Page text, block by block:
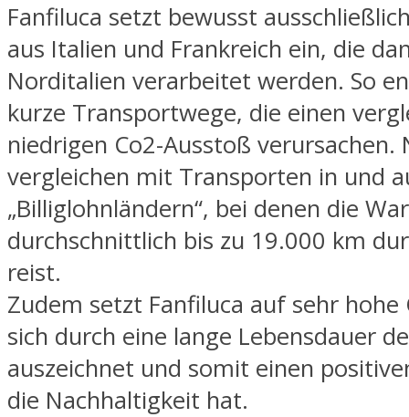
Fanfiluca setzt bewusst
aus Italien und Frankreich ein, die
Norditalien verarbeitet werden. So
kurze Transportwege, die einen
niedrigen Co2-Ausstoß verursachen.
vergleichen mit Transporten in und
„Billiglohnländern“, bei denen die
durchschnittlich bis zu 19.000 km
reist.
Zudem setzt Fanfiluca auf sehr
sich durch eine lange Lebensdauer
auszeichnet und somit einen
die Nachhaltigkeit hat.